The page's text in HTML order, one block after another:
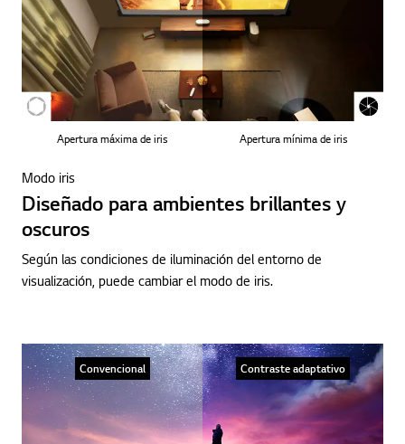
Apertura máxima de iris Apertura mínima de iris
Modo iris
Diseñado para ambientes brillantes y
oscuros
Según las condiciones de iluminación del entorno de
visualización, puede cambiar el modo de iris.
Convencional Contraste adaptativo